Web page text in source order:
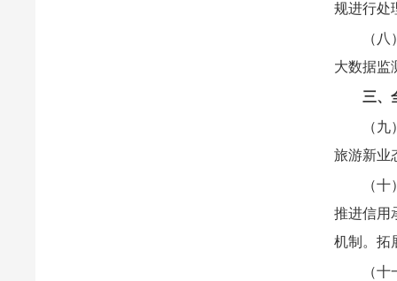
规进行处
（
大数据监
三、
（
旅游新业
（
推进信用
机制。拓
（